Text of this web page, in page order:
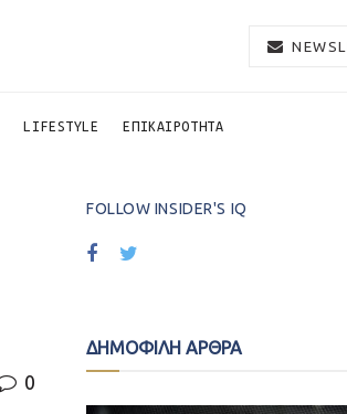
LIFESTYLE ΕΠΙΚΑΙΡΟΤΗΤΑ
0
FOLLOW INSIDER'S IQ
ΔΗΜΟΦΙΛΗ ΑΡΘΡΑ